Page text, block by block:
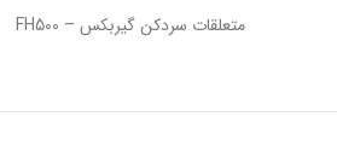
متعلقات سردکن گیربکس – FH500